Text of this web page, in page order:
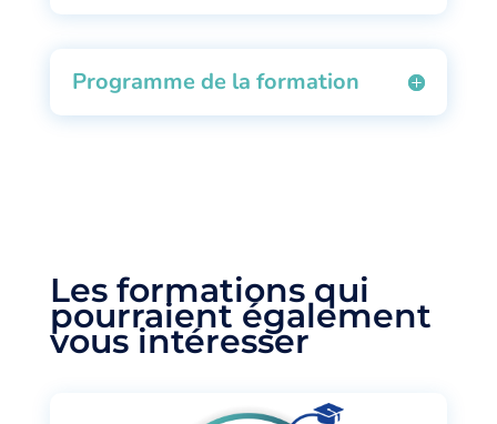
Programme de la formation
Les formations qui
pourraient également
vous intéresser